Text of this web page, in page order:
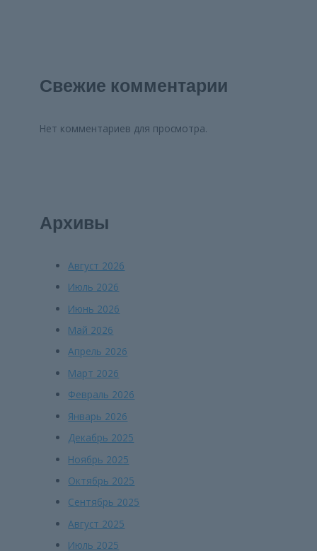
Свежие комментарии
Нет комментариев для просмотра.
Архивы
Август 2026
Июль 2026
Июнь 2026
Май 2026
Апрель 2026
Март 2026
Февраль 2026
Январь 2026
Декабрь 2025
Ноябрь 2025
Октябрь 2025
Сентябрь 2025
Август 2025
Июль 2025